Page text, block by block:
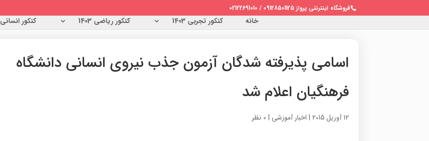
فروشگاه اینترنتی پرواز 09128501125 / 02122691010
خانه کنکور تجربی 1403 کنکور ریاضی 1403 کنکور انسانی 1403
اسامی پذیرفته شدگان آزمون جذب نیروی انسانی دانشگاه
فرهنگیان اعلام شد
12 آوریل 2015 | اخبار آموزشی | 0 نظر